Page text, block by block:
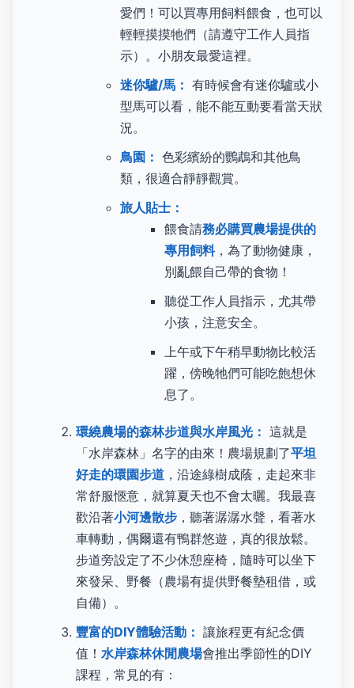
愛們！可以買專用飼料餵食，也可以
輕輕摸摸牠們（請遵守工作人員指
示）。小朋友最愛這裡。
迷你驢/馬： 有時候會有迷你驢或小
型馬可以看，能不能互動要看當天狀
況。
鳥園： 色彩繽紛的鸚鵡和其他鳥
類，很適合靜靜觀賞。
旅人貼士：
餵食請務必購買農場提供的
專用飼料，為了動物健康，
別亂餵自己帶的食物！
聽從工作人員指示，尤其帶
小孩，注意安全。
上午或下午稍早動物比較活
躍，傍晚牠們可能吃飽想休
息了。
環繞農場的森林步道與水岸風光： 這就是
「水岸森林」名字的由來！農場規劃了平坦
好走的環園步道 ，沿途綠樹成蔭，走起來非
常舒服愜意，就算夏天也不會太曬。我最喜
歡沿著小河邊散步 ，聽著潺潺水聲，看著水
車轉動，偶爾還有鴨群悠遊，真的很放鬆。
步道旁設定了不少休憩座椅，隨時可以坐下
來發呆、野餐（農場有提供野餐墊租借，或
自備）。
豐富的DIY體驗活動： 讓旅程更有紀念價
值！ 水岸森林休閒農場會推出季節性的DIY
課程，常見的有：